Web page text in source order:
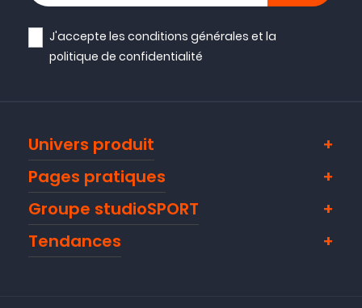
J'accepte lesconditions générales et la
politique de confidentialité
Univers produit
Pages pratiques
Groupe studioSPORT
Tendances